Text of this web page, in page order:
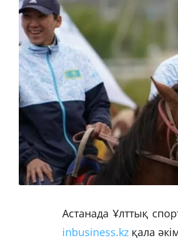
Астанада Ұлттық
inbusiness.kz қала